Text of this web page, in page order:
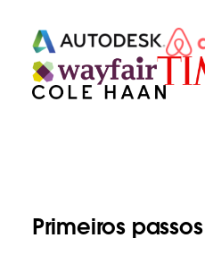
Primeiros passos